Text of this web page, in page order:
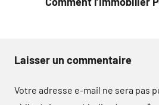
Laisser un commentaire
Votre adresse e-mail ne sera pas